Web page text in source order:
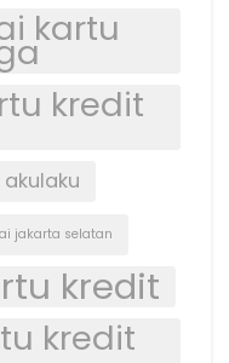
kartu
kredit
jakarta selatan
kredit
kredit